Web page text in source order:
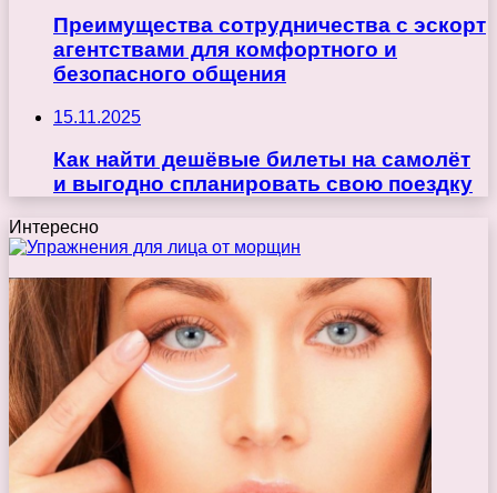
Преимущества сотрудничества с эскорт
агентствами для комфортного и
безопасного общения
15.11.2025
Как найти дешёвые билеты на самолёт
и выгодно спланировать свою поездку
Интересно